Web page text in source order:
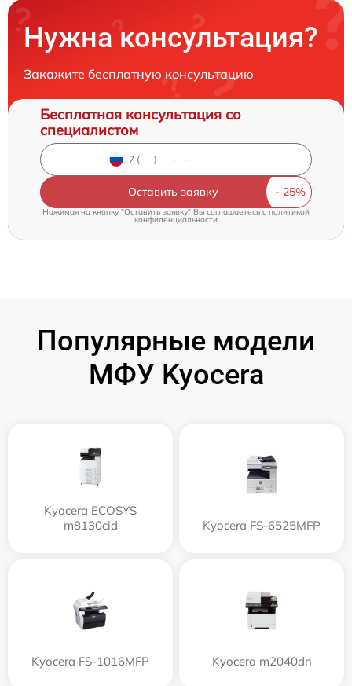
Нужна консультация?
Закажите бесплатную консультацию
Бесплатная консультация со
специалистом
Оставить заявку
Нажимая на кнопку "Оставить заявку" Вы соглашаетесь cполитикой
конфиденциальности
Популярные модели
МФУ Kyocera
Kyocera ECOSYS
m8130cid
Kyocera FS-6525MFP
Kyocera FS-1016MFP Kyocera m2040dn